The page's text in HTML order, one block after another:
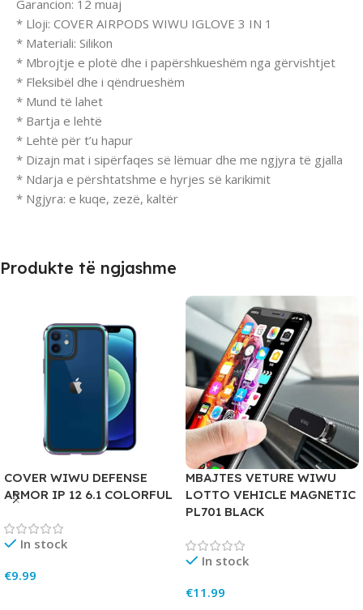
Garancion: 12 muaj
* Lloji: COVER AIRPODS WIWU IGLOVE 3 IN 1
* Materiali: Silikon
* Mbrojtje e plotë dhe i papërshkueshëm nga gërvishtjet
* Fleksibël dhe i qëndrueshëm
* Mund të lahet
* Bartja e lehtë
* Lehtë për t’u hapur
* Dizajn mat i sipërfaqes së lëmuar dhe me ngjyra të gjalla
* Ndarja e përshtatshme e hyrjes së karikimit
* Ngjyra: e kuqe, zezë, kaltër
Produkte të ngjashme
COVER WIWU DEFENSE
ARMOR IP 12 6.1 COLORFUL
In stock
€9.99
MBAJTES VETURE WIWU
LOTTO VEHICLE MAGNETIC
PL701 BLACK
In stock
€11.99